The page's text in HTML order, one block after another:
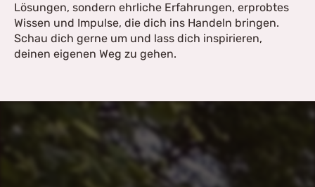
Lösungen, sondern ehrliche Erfahrungen, erprobtes
Wissen und Impulse, die dich ins Handeln bringen.
Schau dich gerne um und lass dich inspirieren,
deinen eigenen Weg zu gehen.